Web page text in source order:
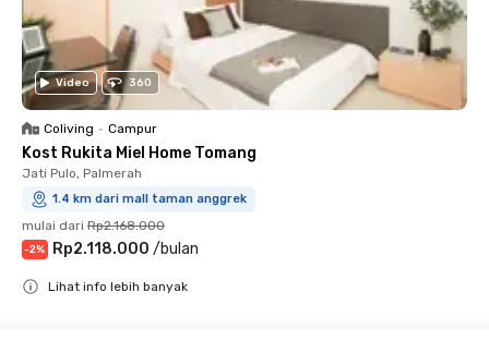
Video 360
Coliving • Campur
Kost Rukita Miel Home Tomang
Jati Pulo, Palmerah
1.4 km dari mall taman anggrek
mulai dari Rp2.168.000
-2% Rp2.118.000 /bulan
Lihat info lebih banyak